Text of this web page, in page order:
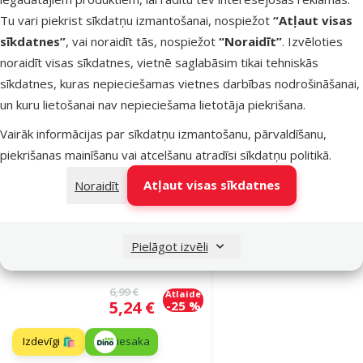
Tu vari piekrist sīkdatņu izmantošanai, nospiežot “Atļaut visas
sīkdatnes”, vai noraidīt tās, nospiežot “Noraidīt”. Izvēloties
noraidīt visas sīkdatnes, vietnē saglabāsim tikai tehniskās
sīkdatnes, kuras nepieciešamas vietnes darbības nodrošināšanai,
un kuru lietošanai nav nepieciešama lietotāja piekrišana.
Vairāk informācijas par sīkdatņu izmantošanu, pārvaldīšanu,
piekrišanas mainīšanu vai atcelšanu atradīsi sīkdatņu politikā.
Noraidīt
Atļaut visas sīkdatnes
Pielāgot izvēli
Izdevīgi 🛍️ iesaka
Noliktavā Pievienot grozam
Lidojošais
šķīvītis suņiem
– Dog Fantasy
Frisbee, purple,
Atsauksmes 0%
Oriģinālā cena
6,99 €
Cena
5,24 €
Atlaide
-25 %
Izdevīgi 🛍️ iesaka